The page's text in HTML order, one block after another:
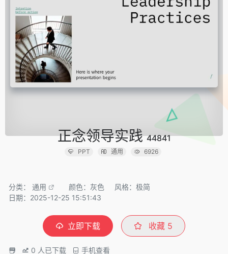
正念领导实践44841
PPT 通用 6926
分类： 通用 颜色：灰色
风格：极简
日期：2025-12-25 15:51:43
立即下载 收藏 5
0 人已下载 手机查看